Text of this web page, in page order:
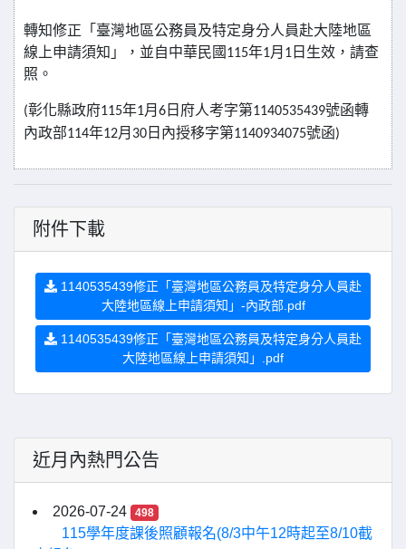
轉知修正「臺灣地區公務員及特定身分人員赴大陸地區
線上申請須知」，並自中華民國 115年1月 1 日生效，請查
照。
(彰化縣政府115年1月 6 日府人考字第1140535439號函轉
內政部114年12月 30 日內授移字第1140934075號函)
附件下載
1140535439修正「臺灣地區公務員及特定身分人員赴
大陸地區線上申請須知」-內政部.pdf
1140535439修正「臺灣地區公務員及特定身分人員赴
大陸地區線上申請須知」.pdf
近月內熱門公告
2026-07-24 498
115學年度課後照顧報名(8/3中午12時起至8/10截